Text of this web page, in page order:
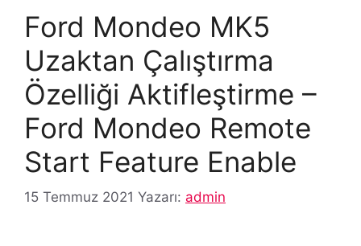
Ford Mondeo MK5
Uzaktan Çalıştırma
Özelliği Aktifleştirme –
Ford Mondeo Remote
Start Feature Enable
15 Temmuz 2021 Yazarı: admin